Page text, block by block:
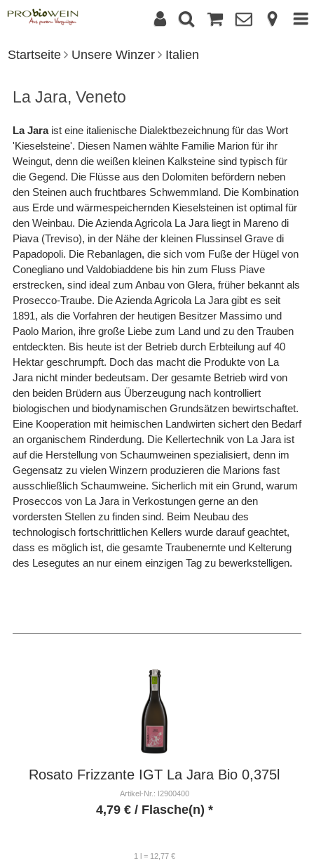
Startseite Unsere Winzer Italien
La Jara, Veneto
La Jaraist eine italienische Dialektbezeichnung für das Wort
'Kieselsteine'. Diesen Namen wählte Familie Marion für ihr
Weingut, denn die weißen kleinen Kalksteine sind typisch für
die Gegend. Die Flüsse aus den Dolomiten befördern neben
den Steinen auch fruchtbares Schwemmland. Die Kombination
aus Erde und wärmespeichernden Kieselsteinen ist optimal für
den Weinbau. Die Azienda Agricola La Jara liegt in Mareno di
Piava (Treviso), in der Nähe der kleinen Flussinsel Grave di
Papadopoli. Die Rebanlagen, die sich vom Fuße der Hügel von
Conegliano und Valdobiaddene bis hin zum Fluss Piave
erstrecken, sind ideal zum Anbau von Glera, früher bekannt als
Prosecco-Traube. Die Azienda Agricola La Jara gibt es seit
1891, als die Vorfahren der heutigen Besitzer Massimo und
Paolo Marion, ihre große Liebe zum Land und zu den Trauben
entdeckten. Bis heute ist der Betrieb durch Erbteilung auf 40
Hektar geschrumpft. Doch das macht die Produkte von La
Jara nicht minder bedeutsam. Der gesamte Betrieb wird von
den beiden Brüdern aus Überzeugung nach kontrolliert
biologischen und biodynamischen Grundsätzen bewirtschaftet.
Eine Kooperation mit heimischen Landwirten sichert den Bedarf
an organischem Rinderdung. Die Kellertechnik von La Jara ist
auf die Herstellung von Schaumweinen spezialisiert, denn im
Gegensatz zu vielen Winzern produzieren die Marions fast
ausschließlich Schaumweine. Sicherlich mit ein Grund, warum
Proseccos von La Jara in Verkostungen gerne an den
vordersten Stellen zu finden sind. Beim Neubau des
technologisch fortschrittlichen Kellers wurde darauf geachtet,
dass es möglich ist, die gesamte Traubenernte und Kelterung
des Lesegutes an nur einem einzigen Tag zu bewerkstelligen.
Rosato Frizzante IGT La Jara Bio 0,375l
Artikel-Nr.: I2900400
4,79 €/ Flasche(n) *
1 l = 12,77 €